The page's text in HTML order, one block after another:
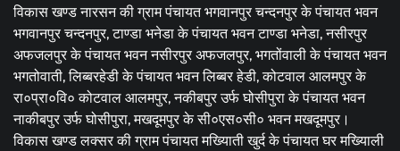
विकास खण्ड नारसन की ग्राम पंचायत भगवानपुर चन्दनपुर के पंचायत भवन
भगवानपुर चन्दनपुर, टाण्डा भनेडा के पंचायत भवन टाण्डा भनेडा, नसीरपुर
अफजलपुर के पंचायत भवन नसीरपुर अफजलपुर, भगतोंवाली के पंचायत भवन
भगतोवाती, लिब्बरहेडी के पंचायत भवन लिब्बर हेडी, कोटवाल आलमपुर के
रा०प्रा०वि० कोटवाल आलमपुर, नकीबपुर उर्फ घोसीपुरा के पंचायत भवन
नाकीबपुर उर्फ घोसीपुरा, मखदूमपुर के सी०एस०सी० भवन मखदूमपुर।
विकास खण्ड लक्सर की ग्राम पंचायत मख्यिाती खुर्द के पंचायत घर मख्यिाली